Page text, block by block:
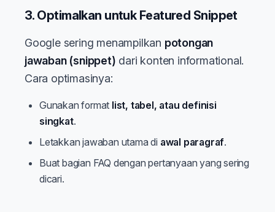
3. Optimalkan untuk Featured Snippet
Google sering menampilkan potongan
jawaban (snippet) dari konten informational.
Cara optimasinya:
Gunakan format list, tabel, atau definisi
singkat.
Letakkan jawaban utama di awal paragraf.
Buat bagian FAQ dengan pertanyaan yang sering
dicari.